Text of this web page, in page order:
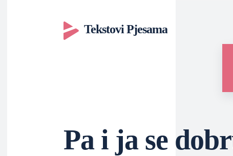
Tekstovi Pjesama
Pa i ja se